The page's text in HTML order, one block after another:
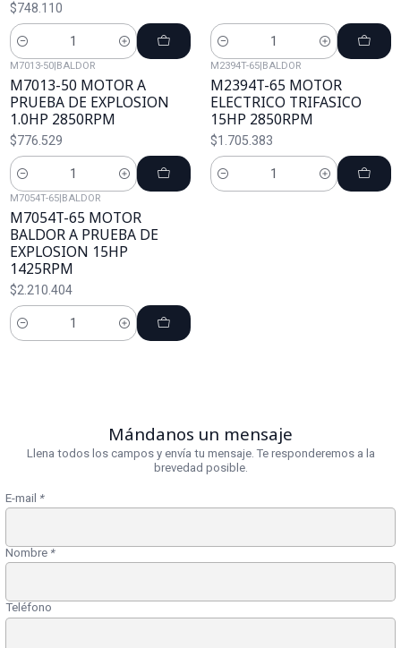
$748.110
Cantidad Cantidad
M7013-50|BALDOR
M7013-50 MOTOR A
PRUEBA DE EXPLOSION
1.0HP 2850RPM
$776.529
Cantidad
M2394T-65|BALDOR
M2394T-65 MOTOR
ELECTRICO TRIFASICO
15HP 2850RPM
$1.705.383
Cantidad
M7054T-65|BALDOR
M7054T-65 MOTOR
BALDOR A PRUEBA DE
EXPLOSION 15HP
1425RPM
$2.210.404
Cantidad
Mándanos un mensaje
Llena todos los campos y envía tu mensaje. Te responderemos a la
brevedad posible.
E-mail *
Nombre *
Teléfono